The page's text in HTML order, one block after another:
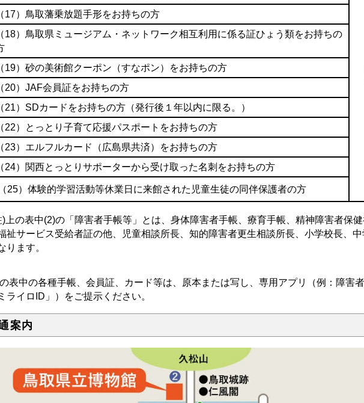
（17）鳥取藩乗放題手形をお持ちの方
（18）鳥取県ミュージアム・ネットワーク相互利用に係る証ひょう類をお持ちの
（19）砂の美術館クーポン（すなポン）をお持ちの方
（20）JAF会員証をお持ちの方
（21）SDカードをお持ちの方（発行後１年以内に限る。）
（22）とっとり子育て応援パスポートをお持ちの方
（23）エルフルカード（広島県共済）をお持ちの方
（24）関西とっとりサポーターから受け取った名刺をお持ちの方
（25）体験的学習活動等休業日に来館された児童生徒の同伴保護者の方
)上の表中(2)の「障害者手帳等」とは、身体障害者手帳、療育手帳、精神障害者保
祉サービス受給者証の他、児童相談所長、知的障害者更生相談所長、小学校長、
ります。
の表中の各種手帳、会員証、カード等は、原本または写し、専用アプリ（例：障害
ライロID」）をご提示ください。
案内